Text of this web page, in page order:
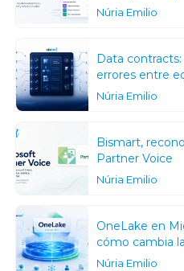
Núria Emilio
Data
errores entre
Núria Emilio
Bismart,
Partner Voice
Núria Emilio
OneLake en
cómo cambia
Núria Emilio